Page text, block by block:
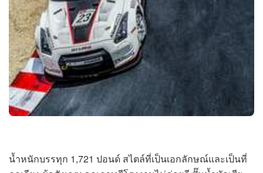
น้ำหนักบรรทุก 1,721 ปอนด์ สไตล์ที่เป็นเอกลักษณ์และเป็นที่